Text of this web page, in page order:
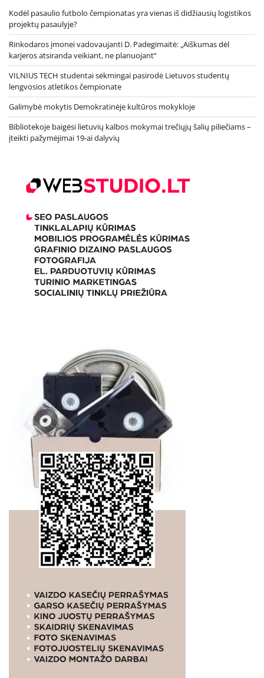
Kodėl pasaulio futbolo čempionatas yra vienas iš didžiausių logistikos
projektų pasaulyje?
Rinkodaros įmonei vadovaujanti D. Padegimaitė: „Aiškumas dėl
karjeros atsiranda veikiant, ne planuojant“
VILNIUS TECH studentai sėkmingai pasirodė Lietuvos studentų
lengvosios atletikos čempionate
Galimybė mokytis Demokratinėje kultūros mokykloje
Bibliotekoje baigėsi lietuvių kalbos mokymai trečiųjų šalių piliečiams –
įteikti pažymėjimai 19-ai dalyvių